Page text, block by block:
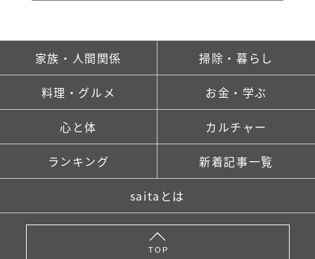
家族・人間関係 掃除・暮らし
料理・グルメ お金・学ぶ
心と体 カルチャー
ランキング 新着記事一覧
saitaとは
TOP